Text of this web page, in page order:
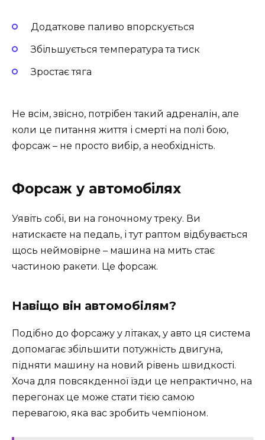
Додаткове паливо впорскується
Збільшується температура та тиск
Зростає тяга
Не всім, звісно, потрібен такий адреналін, але
коли це питання життя і смерті на полі бою,
форсаж – не просто вибір, а необхідність.
Форсаж у автомобілях
Уявіть собі, ви на гоночному треку. Ви
натискаєте на педаль, і тут раптом відбувається
щось неймовірне – машина на мить стає
частиною ракети. Це форсаж.
Навіщо він автомобілям?
Подібно до форсажу у літаках, у авто ця система
допомагає збільшити потужність двигуна,
підняти машину на новий рівень швидкості.
Хоча для повсякденної їзди це непрактично, на
перегонах це може стати тією самою
перевагою, яка вас зробить чемпіоном.